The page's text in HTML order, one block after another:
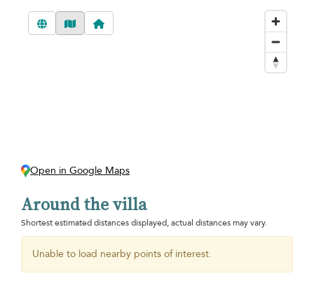
Open in Google Maps
Around the villa
Shortest estimated distances displayed, actual distances may vary.
Unable to load nearby points of interest.